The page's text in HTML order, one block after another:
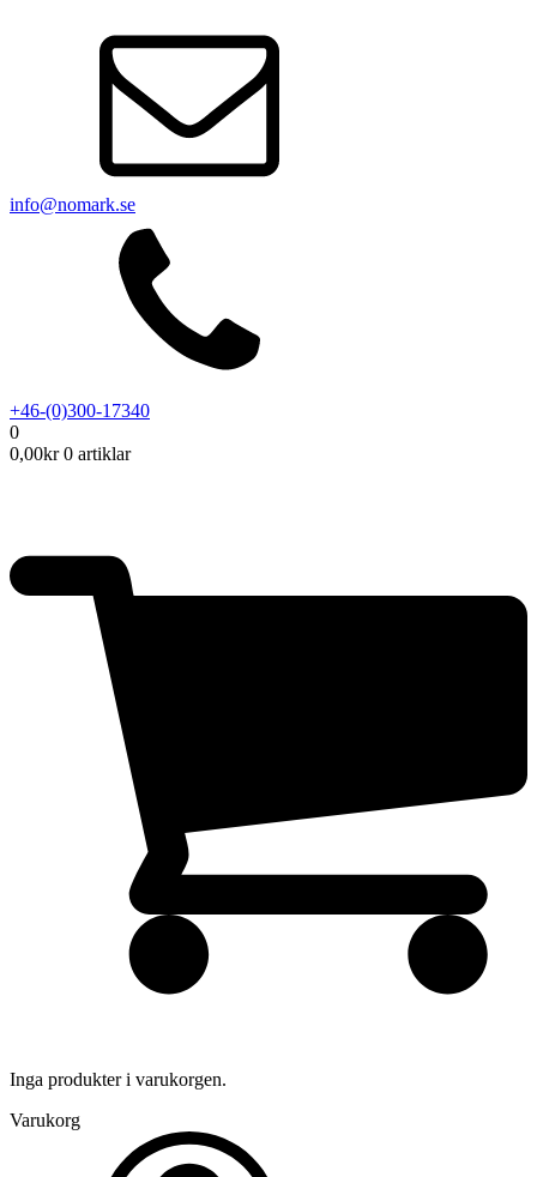
info@nomark.se
+46-(0)300-17340
0
0,00kr 0 artiklar
Inga produkter i varukorgen.
Varukorg